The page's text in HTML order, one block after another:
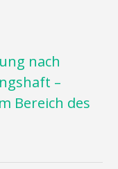
nach
–
Bereich des